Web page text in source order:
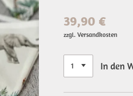
39,90 €
zzgl. Versandkosten
In den